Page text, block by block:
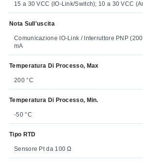
15 a 30 VCC (IO-Link/Switch); 10 a 30 VCC
Nota Sull'uscita
Comunicazione IO-Link / Interruttore PNP
mA
Temperatura Di Processo, Max
200 °C
Temperatura Di Processo, Min.
-50 °C
Tipo RTD
Sensore Pt da 100 Ω